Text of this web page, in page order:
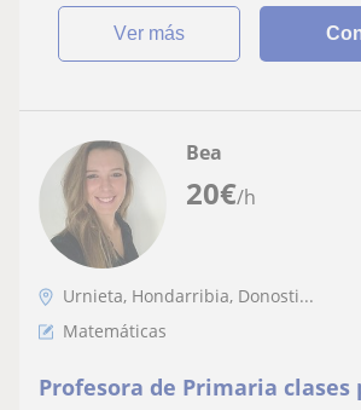
ver más
20€/h
Bea
Urnieta, Hondarribia, Donosti...
Matemáticas
Profesora de Primaria